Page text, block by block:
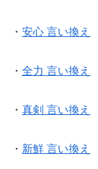
・ 安心 言い換え
・ 全力 言い換え
・ 真剣 言い換え
・ 新鮮 言い換え